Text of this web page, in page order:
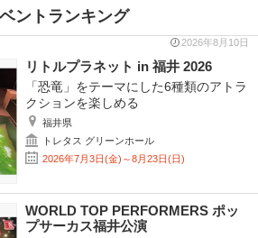
ントランキング
2026年8月10日
リトルプラネット in 福井 2026
「恐竜」をテーマにした6種類のアトラ
クションを楽しめる
福井県
トレタス グリーンホール
2026年7月3日(金)～8月23日(日)
WORLD TOP PERFORMERS ポッ
プサーカス福井公演